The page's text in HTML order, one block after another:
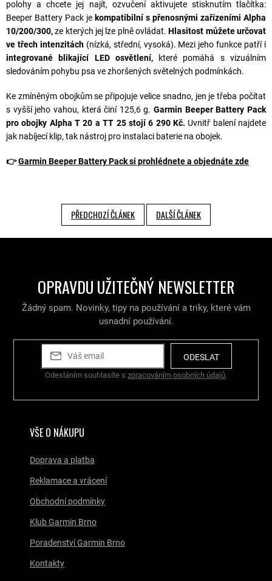
polohy a chcete jej najít, ozvučení aktivujete stisknutím tlačítka:
Beeper Battery Pack je kompatibilní s přenosnými zařízeními Alpha
10/200/300,ze kterých jej lze plně ovládat.Hlasitost můžete určovat
ve třech intenzitách(nízká, střední, vysoká). Mezi jeho funkce patří i
integrované blikající LED osvětlení,které pomáhá s vizuálním
sledováním pohybu psa ve zhoršených světelných podmínkách.
Ke zmíněným obojkům se připojuje velice snadno, jen je třeba počítat
s vyšší jeho vahou, která činí 125,6 g.Garmin Beeper Battery Pack
pro obojky Alpha T 20 a TT 25 stojí 6 290 Kč. Uvnitř balení najdete
jak nabíjecí klip, tak nástroj pro instalaci baterie na obojek.
👉Garmin Beeper Battery Pack si prohlédnete a objednáte zde
PŘEDCHOZÍ ČLÁNEK DALŠÍ ČLÁNEK
OPRAVDU UŽITEČNÝ NEWSLETTER
Žádný spam. Novinky, tipy na používání a triky, které vám
usnadní používání.
ODESLAT
Odesláním souhlasíte s zpracováním osobních údajů.
VŠE O NÁKUPU
Doprava a platba
Reklamace a vrácení
Obchodní podmínky
Klub Garmin Brno
Poradenství Garmin Brno
Kontakty